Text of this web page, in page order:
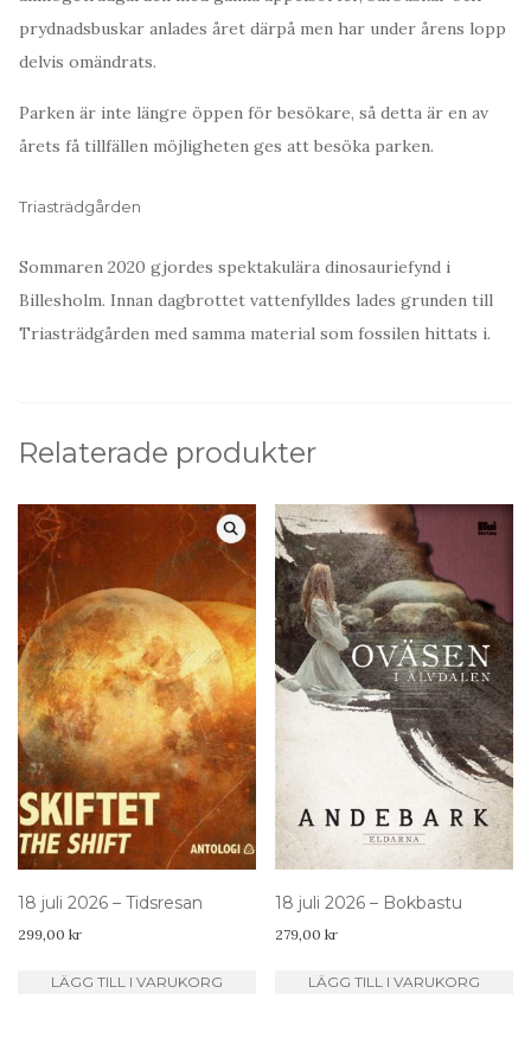
prydnadsbuskar anlades året därpå men har under årens lopp
delvis omändrats.
Parken är inte längre öppen för besökare, så detta är en av
årets få tillfällen möjligheten ges att besöka parken.
Triasträdgården
Sommaren 2020 gjordes spektakulära dinosauriefynd i
Billesholm. Innan dagbrottet vattenfylldes lades grunden till
Triasträdgården med samma material som fossilen hittats i.
Relaterade produkter
18 juli 2026 – Tidsresan
299,00 kr
LÄGG TILL I VARUKORG
18 juli 2026 – Bokbastu
279,00kr
LÄGG TILL I VARUKORG